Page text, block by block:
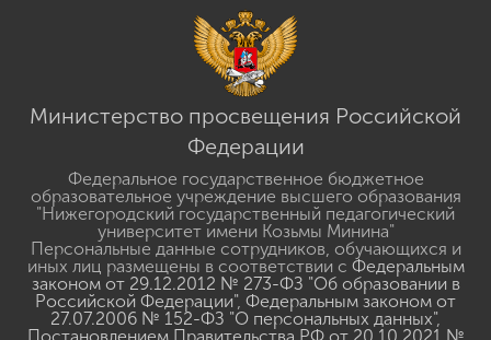
Министерство просвещения Российской
Федерации
Федеральное государственное бюджетное
образовательное учреждение высшего образования
"Нижегородский государственный педагогический
университет имени Козьмы Минина"
Персональные данные сотрудников, обучающихся и
иных лиц размещены в соответствии с Федеральным
законом от 29.12.2012 № 273-ФЗ "Об образовании в
Российской Федерации", Федеральным законом от
27.07.2006 № 152-ФЗ "О персональных данных",